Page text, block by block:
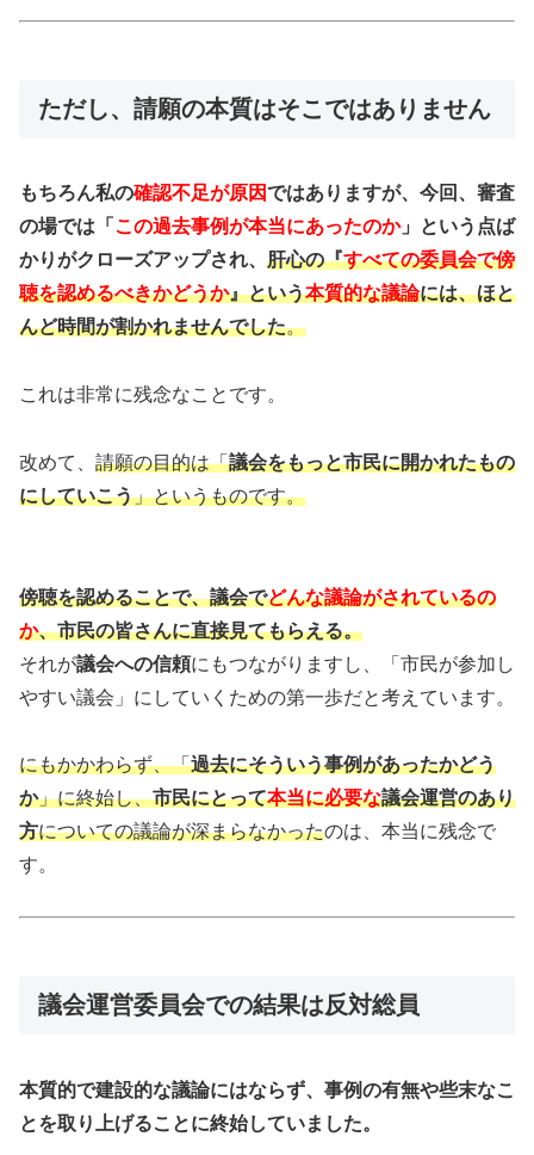
ただし、請願の本質はそこではありません
もちろん私の確認不足が原因ではありますが、今回、審査
の場では「 この過去事例が本当にあったのか」という点ば
かりがクローズアップされ、 肝心の『すべての委員会で傍
聴を認めるべきかどうか』という本質的な議論には、ほと
んど時間が割かれませんでした。
これは非常に残念なことです。
改めて、 請願の目的は「議会をもっと市民に開かれたもの
にしていこう」というものです。
傍聴を認めることで、議会でどんな議論がされているの
か、市民の皆さんに直接見てもらえる。
それが議会への信頼にもつながりますし、「市民が参加し
やすい議会」にしていくための第一歩だと考えています。
にもかかわらず、「過去にそういう事例があったかどう
か」に終始し、市民にとって本当に必要な議会運営のあり
方についての議論が深まらなかったのは、本当に残念で
す。
議会運営委員会での結果は反対総員
本質的で建設的な議論にはならず、事例の有無や些末なこ
とを取り上げることに終始していました。